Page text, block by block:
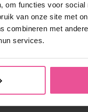
functies voor social
van onze site met
combineren met
services.